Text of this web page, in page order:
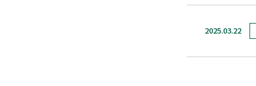
2025.03.22